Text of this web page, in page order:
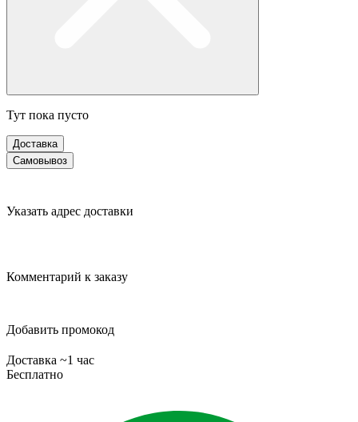
Тут пока пусто
Доставка
Самовывоз
Указать адрес доставки
Комментарий к заказу
Добавить промокод
Доставка ~1 час
Бесплатно